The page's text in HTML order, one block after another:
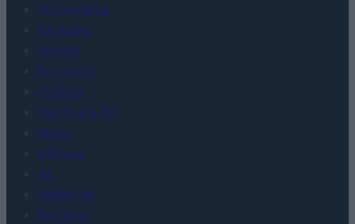
Porównania
Co kupić
Porady
Promocje
FinTech
Hardware PC
Moto
Gaming
AI
Redakcja
Reklama